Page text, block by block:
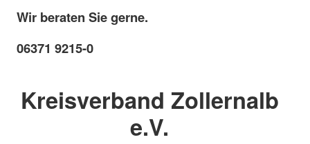
Wir beraten Sie gerne.
06371 9215-0
Kreisverband Zollernalb
e.V.